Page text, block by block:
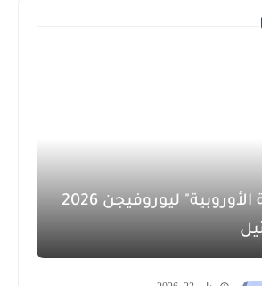
إلغاء "الجولة الأوروبية" ليوروفيجن 2026